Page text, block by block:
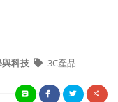
科技 3C產品